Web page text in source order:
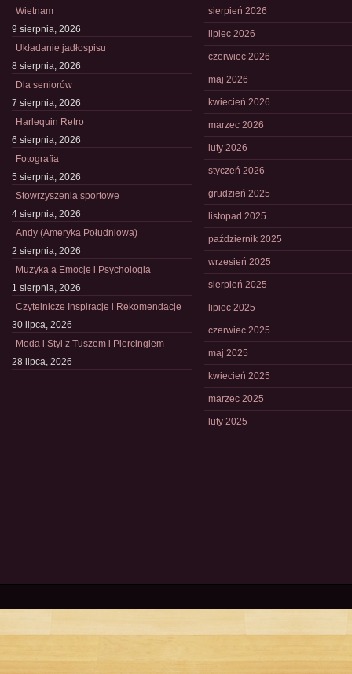
Wietnam
9 sierpnia, 2026
Układanie jadłospisu
8 sierpnia, 2026
Dla seniorów
7 sierpnia, 2026
Harlequin Retro
6 sierpnia, 2026
Fotografia
5 sierpnia, 2026
Stowrzyszenia sportowe
4 sierpnia, 2026
Andy (Ameryka Południowa)
2 sierpnia, 2026
Muzyka a Emocje i Psychologia
1 sierpnia, 2026
Czytelnicze Inspiracje i Rekomendacje
30 lipca, 2026
Moda i Styl z Tuszem i Piercingiem
28 lipca, 2026
sierpień 2026
lipiec 2026
czerwiec 2026
maj 2026
kwiecień 2026
marzec 2026
luty 2026
styczeń 2026
grudzień 2025
listopad 2025
październik 2025
wrzesień 2025
sierpień 2025
lipiec 2025
czerwiec 2025
maj 2025
kwiecień 2025
marzec 2025
luty 2025